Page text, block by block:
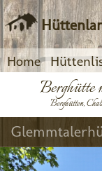
Home
Berghütten,